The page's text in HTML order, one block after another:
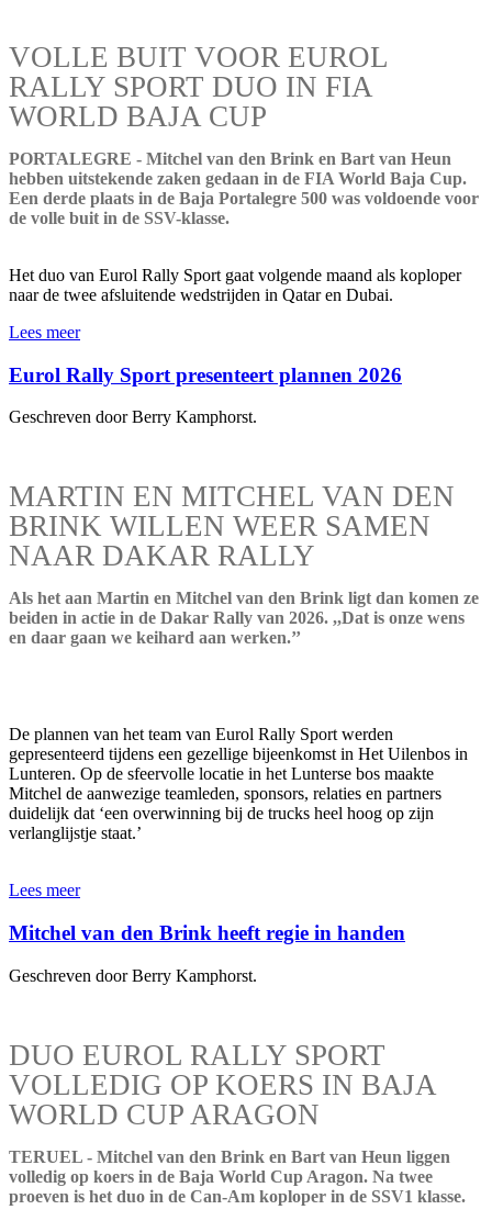
VOLLE BUIT VOOR EUROL
RALLY SPORT DUO IN FIA
WORLD BAJA CUP
PORTALEGRE - Mitchel van den Brink en Bart van Heun
hebben uitstekende zaken gedaan in de FIA World Baja Cup.
Een derde plaats in de Baja Portalegre 500 was voldoende voor
de volle buit in de SSV-klasse.
Het duo van Eurol Rally Sport gaat volgende maand als koploper
naar de twee afsluitende wedstrijden in Qatar en Dubai.
Lees meer
Eurol Rally Sport presenteert plannen 2026
Geschreven door Berry Kamphorst.
MARTIN EN MITCHEL VAN DEN
BRINK WILLEN WEER SAMEN
NAAR DAKAR RALLY
Als het aan Martin en Mitchel van den Brink ligt dan komen ze
beiden in actie in de Dakar Rally van 2026. ,,Dat is onze wens
en daar gaan we keihard aan werken.’’
De plannen van het team van Eurol Rally Sport werden
gepresenteerd tijdens een gezellige bijeenkomst in Het Uilenbos in
Lunteren. Op de sfeervolle locatie in het Lunterse bos maakte
Mitchel de aanwezige teamleden, sponsors, relaties en partners
duidelijk dat ‘een overwinning bij de trucks heel hoog op zijn
verlanglijstje staat.’
Lees meer
Mitchel van den Brink heeft regie in handen
Geschreven door Berry Kamphorst.
DUO EUROL RALLY SPORT
VOLLEDIG OP KOERS IN BAJA
WORLD CUP ARAGON
TERUEL - Mitchel van den Brink en Bart van Heun liggen
volledig op koers in de Baja World Cup Aragon. Na twee
proeven is het duo in de Can-Am koploper in de SSV1 klasse.